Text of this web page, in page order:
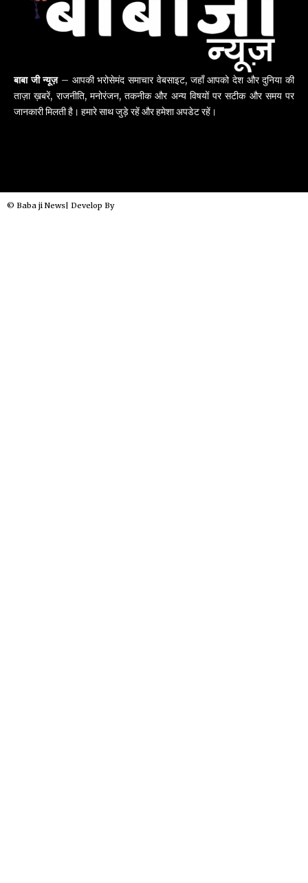
बाबा जी न्यूज़– आपकी भरोसेमंद समाचार वेबसाइट, जहाँ आपको देश और दुनिया की
ताज़ा ख़बरें, राजनीति, मनोरंजन, तकनीक और अन्य विषयों पर सटीक और समय पर
जानकारी मिलती है। हमारे साथ जुड़े रहें और हमेशा अपडेट रहें।
© Baba ji News| Develop By